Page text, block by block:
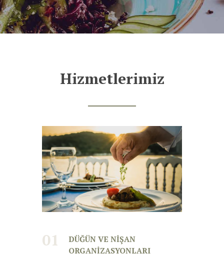
Hizmetlerimiz
01
DÜĞÜN VE NIŞAN
ORGANIZASYONLARI